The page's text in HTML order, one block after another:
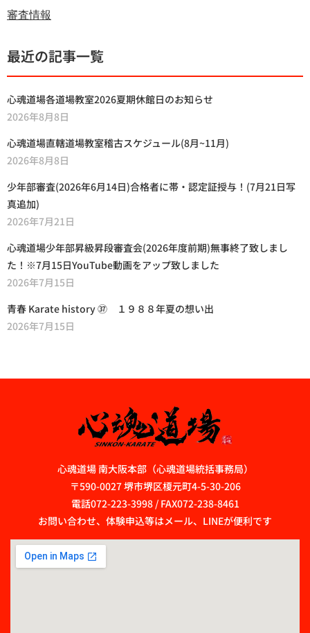
審査情報
最近の記事一覧
心魂道場各道場教室2026夏期休館日のお知らせ
2026年8月8日
心魂道場直轄道場教室稽古スケジュール(8月~11月)
2026年8月8日
少年部審査(2026年6月14日)合格者に帯・認定証授与！(7月21日写
真追加)
2026年7月21日
心魂道場少年部昇級昇段審査会(2026年度前期)無事終了致しまし
た！※7月15日YouTube動画をアップ致しました
2026年7月15日
青春 Karate history ㊲ １９８８年夏の想い出
2026年7月15日
心魂道場 南大阪本部（心魂道場統括事務局）
〒590-0027 堺市堺区榎元町4-5-30-206
電話072-223-3998 / FAX072-238-8461
お問い合わせ、体験申込等はメール、LINEが便利です